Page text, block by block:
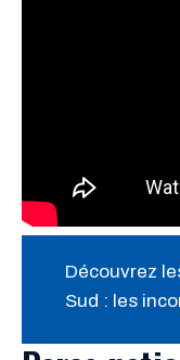
Découvrez
Sud : les